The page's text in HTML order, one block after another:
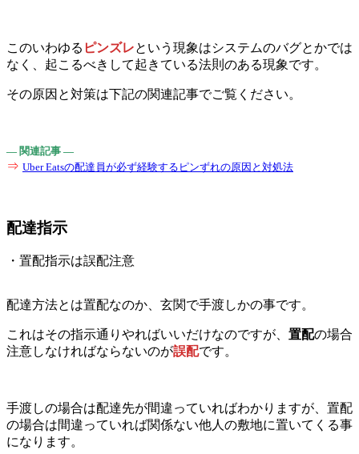
このいわゆる ピンズレという現象はシステムのバグとかでは
なく、起こるべきして起きている法則のある現象です。
その原因と対策は下記の関連記事でご覧ください。
― 関連記事 ―
⇒ Uber Eatsの配達員が必ず経験するピンずれの原因と対処法
配達指示
・置配指示は誤配注意
配達方法とは置配なのか、玄関で手渡しかの事です。
これはその指示通りやればいいだけなのですが、 置配の場合
注意しなければならないのが誤配です。
手渡しの場合は配達先が間違っていればわかりますが、置配
の場合は間違っていれば関係ない他人の敷地に置いてくる事
になります。